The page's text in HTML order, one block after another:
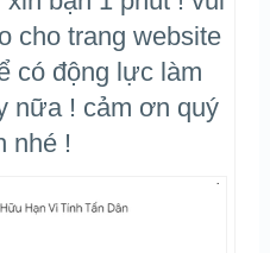
cho trang website
có động lực làm
nữa ! cảm ơn quý
nhé !